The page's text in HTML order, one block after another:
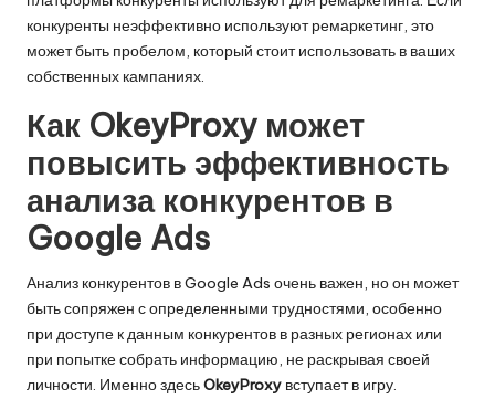
конкуренты неэффективно используют ремаркетинг, это
может быть пробелом, который стоит использовать в ваших
собственных кампаниях.
Как OkeyProxy может
повысить эффективность
анализа конкурентов в
Google Ads
Анализ конкурентов в Google Ads очень важен, но он может
быть сопряжен с определенными трудностями, особенно
при доступе к данным конкурентов в разных регионах или
при попытке собрать информацию, не раскрывая своей
личности. Именно здесьOkeyProxy вступает в игру.